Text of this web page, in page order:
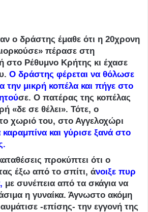
ο δράστης έμαθε ότι η 20χρονη
πέρασε στη
στο Ρέθυμνο Κρήτης κι έχασε
Ο δράστης φέρεται να θόλωσε
την μικρή κοπέλα και πήγε στο
σε. Ο πατέρας της κοπέλας
«δε σε θέλει». Τότε, ο
χωριό του, στο Αγγελοχώρι
και γύρισε ξανά στο
προκύπτει ότι ο
έξω από το σπίτι, άνοιξε πυρ
, με συνέπεια από τα σκάγια να
η γυναίκα. Άγνωστο ακόμη
-επίσης- την εγγονή της